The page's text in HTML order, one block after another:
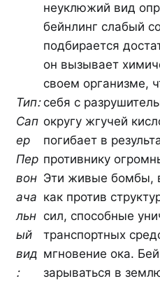
Тип:
Сап
ер
Пер
вон
ача
льн
ый
вид
:
неуклюжий вид
бейнлинг слабый
подбирается
он вызывает
своем организме,
себя с
округу жгучей
погибает в
противнику
Эти живые бомбы,
как против
сил, способные
транспортных
мгновение ока.
зарываться в